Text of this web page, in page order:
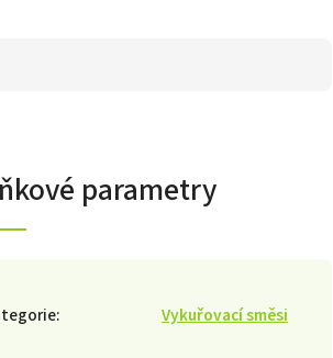
parametry
: Vykuřovací směsi